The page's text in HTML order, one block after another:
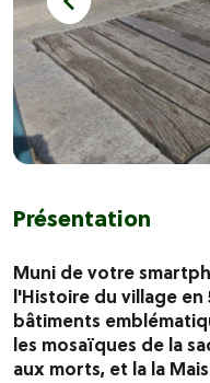
Présentation
Muni de votre
l'Histoire du village en
bâtiments
les mosaïques de la
aux morts, et la la